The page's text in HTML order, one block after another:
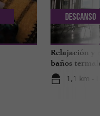
Relajación y
baños
1,1 km -
Descanso